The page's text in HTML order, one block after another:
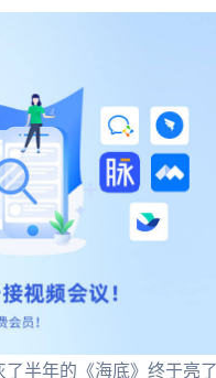
半年的《海底》终于亮